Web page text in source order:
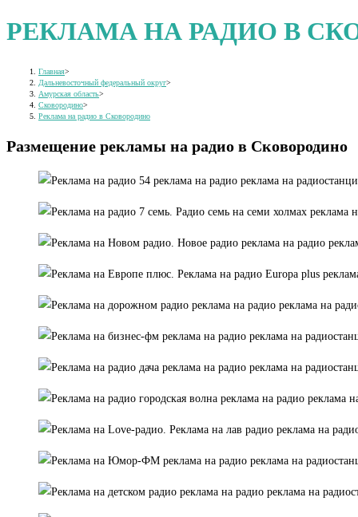
РЕКЛАМА НА РАДИО В
Главная>
Дальневосточный федеральный округ>
Амурская область>
Сковородино>
Реклама на радио в Сковородино
Размещение рекламы на радио в Сковородино